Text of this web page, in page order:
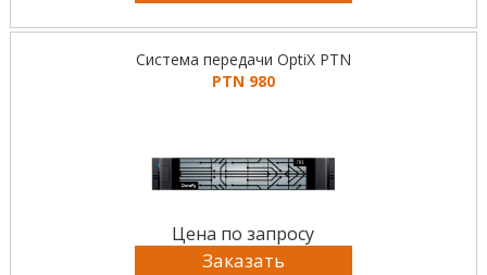
Система передачи OptiX PTN
PTN 980
Цена по запросу
Заказать